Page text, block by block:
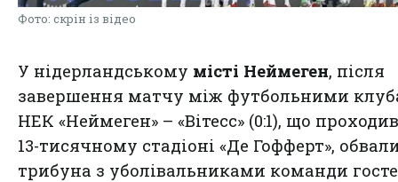
Фото: скрін із відео
У нідерландському місті Неймеген, після
завершення матчу між футбольними
НЕК «Неймеген» – «Вітесс» (0:1), що
13-тисячному стадіоні «Де Гофферт»,
трибуна з уболівальниками команди